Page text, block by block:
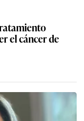
el cáncer de